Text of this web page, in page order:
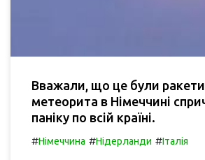
Вважали, що це були
метеорита в Німеччині
паніку по всій країні.
#Німеччина #Нідерланди #Італія